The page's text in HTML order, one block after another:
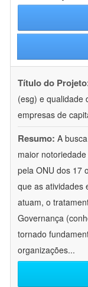
Título do
(esg) e qualidade
empresas de
Resumo: A
maior
pela ONU dos 17
que as atividades
atuam, o
Governança
tornado
organizações...